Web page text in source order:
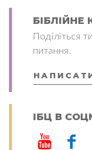
БІБЛІЙНЕ
Поділіться
питання.
ІБЦ В